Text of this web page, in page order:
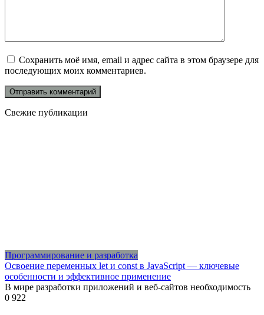
Сохранить моё имя, email и адрес сайта в этом браузере для
последующих моих комментариев.
Свежие публикации
Программирование и разработка
Освоение переменных let и const в JavaScript — ключевые
особенности и эффективное применение
В мире разработки приложений и веб-сайтов необходимость
0 922